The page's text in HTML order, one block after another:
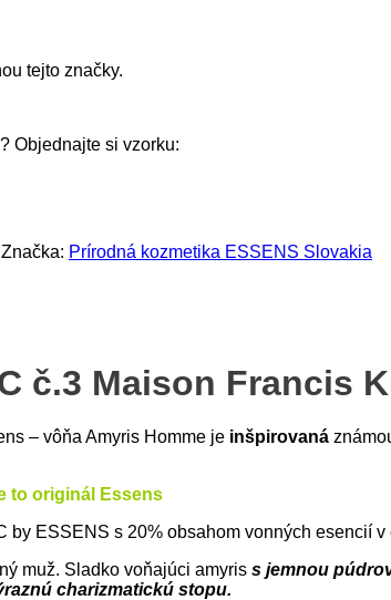
tejto značky.
Objednajte si vzorku:
Značka: Prírodná kozmetika ESSENS Slovakia
č.3 Maison Francis
– vôňa Amyris Homme je inšpirovaná
to originál Essens
ESSENS s 20% obsahom vonných esencií
muž. Sladko voňajúci amyris s jemnou
charizmatickú stopu.